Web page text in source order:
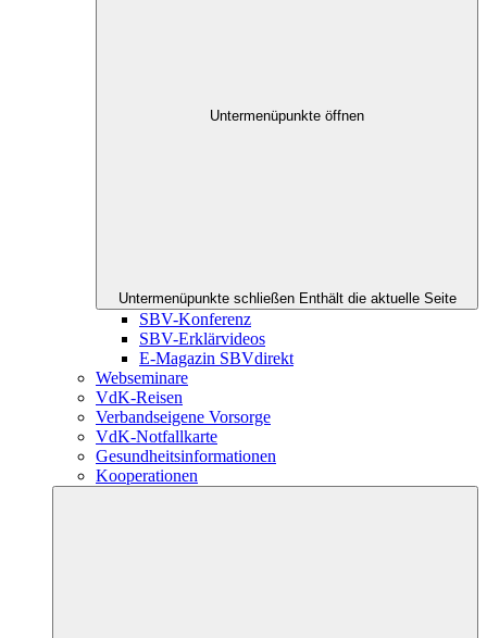
Untermenüpunkte öffnen
Untermenüpunkte schließen Enthält die aktuelle Seite
SBV-Konferenz
SBV-Erklärvideos
E-Magazin SBVdirekt
Webseminare
VdK-Reisen
Verbandseigene Vorsorge
VdK-Notfallkarte
Gesundheitsinformationen
Kooperationen